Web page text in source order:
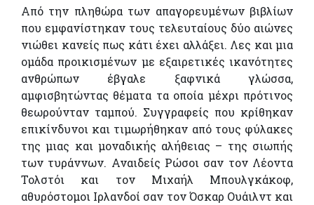
Από την πληθώρα των απαγορευμένων βιβλίων
που εμφανίστηκαν τους τελευταίους δύο αιώνες
νιώθει κανείς πως κάτι έχει αλλάξει. Λες και μια
ομάδα προικισμένων με εξαιρετικές ικανότητες
ανθρώπων έβγαλε ξαφνικά γλώσσα,
αμφισβητώντας θέματα τα οποία μέχρι πρότινος
θεωρούνταν ταμπού. Συγγραφείς που κρίθηκαν
επικίνδυνοι και τιμωρήθηκαν από τους φύλακες
της μιας και μοναδικής αλήθειας – της σιωπής
των τυράννων. Αναιδείς Ρώσοι σαν τον Λέοντα
Τολστόι και τον Μιχαήλ Μπουλγκάκοφ,
αθυρόστομοι Ιρλανδοί σαν τον Όσκαρ Ουάιλντ και